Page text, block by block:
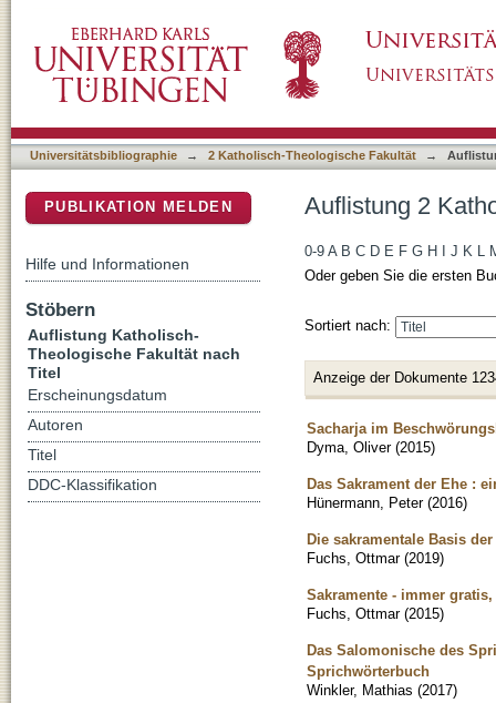
Universitätsbibliographie → 2 Katholisch-Theologische Fakultät →
Auflistung 2
0-9 A B C D E F G H J K L
Oder geben Sie die ersten
Sortiert nach:
Anzeige der Dokumente
Sacharja im
Dyma, Oliver (2015)
Das Sakrament der Ehe :
Hünermann, Peter (2016)
Die sakramentale Basis
Fuchs, Ottmar (2019)
Sakramente - immer
Fuchs, Ottmar (2015)
Das Salomonische des
Sprichwörterbuch
Winkler, Mathias (2017)
PUBLIKATION MELDEN
Hilfe und Informationen
Stöbern
Auflistung Katholisch-
Theologische Fakultät nach
Titel
Erscheinungsdatum
Autoren
Titel
DDC-Klassifikation